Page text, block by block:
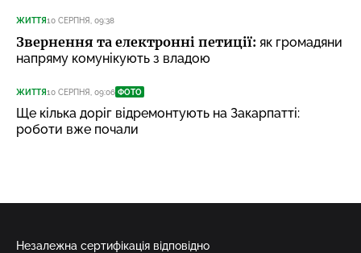
ЖИТТЯ10 СЕРПНЯ, 09:38
Звернення та електронні петиції: як громадяни
напряму комунікують з владою
ЖИТТЯ10 СЕРПНЯ, 09:06 ФОТО
Ще кілька доріг відремонтують на Закарпатті:
роботи вже почали
Незалежна сертифікація відповідно